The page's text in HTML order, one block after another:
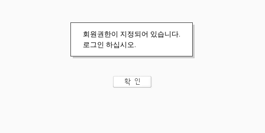
회원권한이 지정되어 있습니다.
로그인 하십시오.